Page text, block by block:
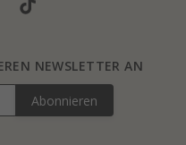
NEWSLETTER AN
Abonnieren